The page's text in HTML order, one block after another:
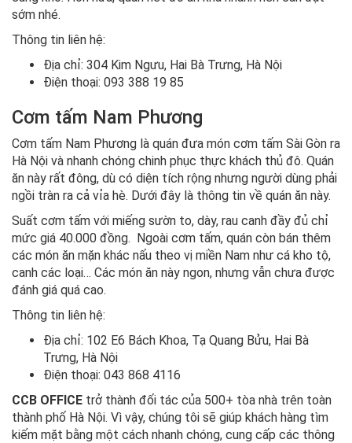
sớm nhé.
Thông tin liên hệ:
Địa chỉ: 304 Kim Ngưu, Hai Bà Trưng, Hà Nội
Điện thoại: 093 388 19 85
Cơm tấm Nam Phương
Cơm tấm Nam Phương là quán đưa món cơm tấm Sài Gòn ra
Hà Nội và nhanh chóng chinh phục thực khách thủ đô. Quán
ăn này rất đông, dù có diện tích rộng nhưng người dùng phải
ngồi tràn ra cả vỉa hè. Dưới đây là thông tin về quán ăn này.
Suất cơm tấm với miếng sườn to, dày, rau canh đầy đủ chỉ
mức giá 40.000 đồng. Ngoài cơm tấm, quán còn bán thêm
các món ăn mặn khác nấu theo vị miền Nam như cá kho tộ,
canh các loại… Các món ăn này ngon, nhưng vẫn chưa được
đánh giá quá cao.
Thông tin liên hệ:
Địa chỉ: 102 E6 Bách Khoa, Tạ Quang Bửu, Hai Bà
Trưng, Hà Nội
Điện thoại: 043 868 4116
CCB OFFICE trở thành đối tác của 500+ tòa nhà trên toàn
thành phố Hà Nội. Vì vậy, chúng tôi sẽ giúp khách hàng tìm
kiếm mặt bằng một cách nhanh chóng, cung cấp các thông